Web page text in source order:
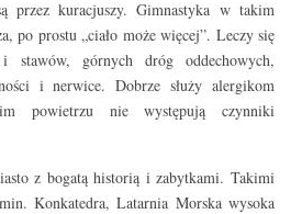
przez kuracjuszy. Gimnastyka w takim
po prostu „ciało może więcej”. Leczy się
stawów, górnych dróg oddechowych,
i nerwice. Dobrze służy alergikom
powietrzu nie występują czynniki
z bogatą historią i zabytkami. Takimi
Konkatedra, Latarnia Morska wysoka